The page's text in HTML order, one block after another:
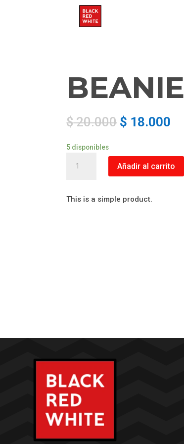
BEANIE
$20.000 $ 18.000
5 disponibles
cantidad
Añadir al carrito
This is a simple product.